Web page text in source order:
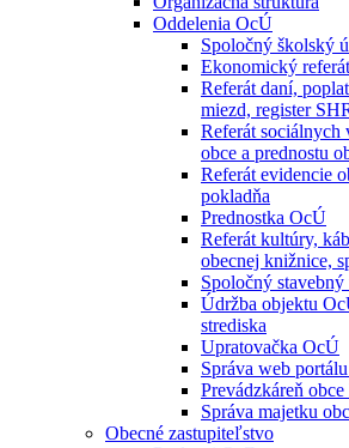
Oddelenia OcÚ
Spoločný školský
Ekonomický referát
Referát daní,
miezd, register
Referát sociálnych
obce a prednostu
Referát evidencie
pokladňa
Prednostka OcÚ
Referát kultúry,
obecnej knižnice,
Spoločný stavebný
Údržba objektu
strediska
Upratovačka OcÚ
Správa web
Prevádzkáreň
Správa majetku
Obecné zastupiteľstvo